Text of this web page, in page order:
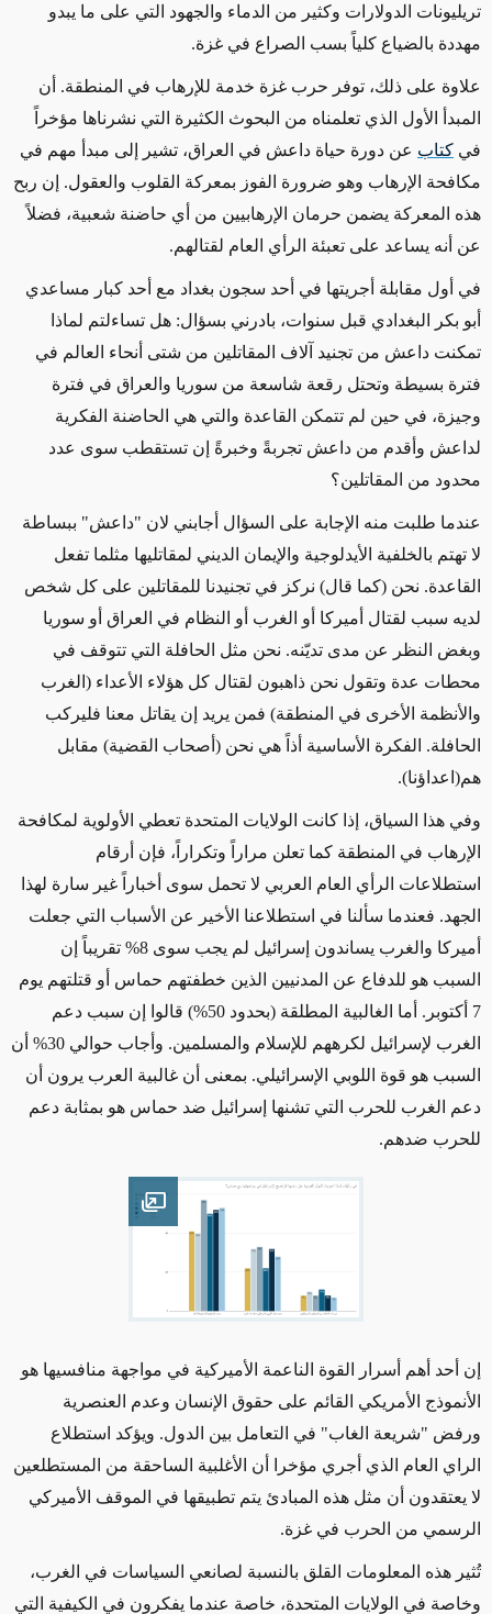
تريليونات الدولارات وكثير من الدماء والجهود التي على ما يبدو
مهددة بالضياع كلياً بسب الصراع في غزة.
علاوة على ذلك، توفر حرب غزة خدمة للإرهاب في المنطقة. أن
المبدأ الأول الذي تعلمناه من البحوث الكثيرة التي نشرناها مؤخراً
في كتاب عن دورة حياة داعش في العراق، تشير إلى مبدأ مهم في
مكافحة الإرهاب وهو ضرورة الفوز بمعركة القلوب والعقول. إن ربح
هذه المعركة يضمن حرمان الإرهابيين من أي حاضنة شعبية، فضلاً
عن أنه يساعد على تعبئة الرأي العام لقتالهم.
في أول مقابلة أجريتها في أحد سجون بغداد مع أحد كبار مساعدي
أبو بكر البغدادي قبل سنوات، بادرني بسؤال: هل تساءلتم لماذا
تمكنت داعش من تجنيد آلاف المقاتلين من شتى أنحاء العالم في
فترة بسيطة وتحتل رقعة شاسعة من سوريا والعراق في فترة
وجيزة، في حين لم تتمكن القاعدة والتي هي الحاضنة الفكرية
لداعش وأقدم من داعش تجربةً وخبرةً إن تستقطب سوى عدد
محدود من المقاتلين؟
عندما طلبت منه الإجابة على السؤال أجابني لان "داعش" ببساطة
لا تهتم بالخلفية الأيدلوجية والإيمان الديني لمقاتليها مثلما تفعل
القاعدة. نحن (كما قال) نركز في تجنيدنا للمقاتلين على كل شخص
لديه سبب لقتال أميركا أو الغرب أو النظام في العراق أو سوريا
وبغض النظر عن مدى تديّنه. نحن مثل الحافلة التي تتوقف في
محطات عدة وتقول نحن ذاهبون لقتال كل هؤلاء الأعداء (الغرب
والأنظمة الأخرى في المنطقة) فمن يريد إن يقاتل معنا فليركب
الحافلة. الفكرة الأساسية أذاً هي نحن (أصحاب القضية) مقابل
هم(اعداؤنا).
وفي هذا السياق، إذا كانت الولايات المتحدة تعطي الأولوية لمكافحة
الإرهاب في المنطقة كما تعلن مراراً وتكراراً، فإن أرقام
استطلاعات الرأي العام العربي لا تحمل سوى أخباراً غير سارة لهذا
الجهد. فعندما سألنا في استطلاعنا الأخير عن الأسباب التي جعلت
أميركا والغرب يساندون إسرائيل لم يجب سوى 8% تقريباً إن
السبب هو للدفاع عن المدنيين الذين خطفتهم حماس أو قتلتهم يوم
7 أكتوبر. أما الغالبية المطلقة (بحدود 50%) قالوا إن سبب دعم
الغرب لإسرائيل لكرههم للإسلام والمسلمين. وأجاب حوالي 30% أن
السبب هو قوة اللوبي الإسرائيلي. بمعنى أن غالبية العرب يرون أن
دعم الغرب للحرب التي تشنها إسرائيل ضد حماس هو بمثابة دعم
للحرب ضدهم.
Open image
إن أحد أهم أسرار القوة الناعمة الأميركية في مواجهة منافسيها هو
الأنموذج الأمريكي القائم على حقوق الإنسان وعدم العنصرية
ورفض "شريعة الغاب" في التعامل بين الدول. ويؤكد استطلاع
الراي العام الذي أجري مؤخرا أن الأغلبية الساحقة من المستطلعين
لا يعتقدون أن مثل هذه المبادئ يتم تطبيقها في الموقف الأميركي
الرسمي من الحرب في غزة.
تُثير هذه المعلومات القلق بالنسبة لصانعي السياسات في الغرب،
وخاصة في الولايات المتحدة، خاصة عندما يفكرون في الكيفية التي